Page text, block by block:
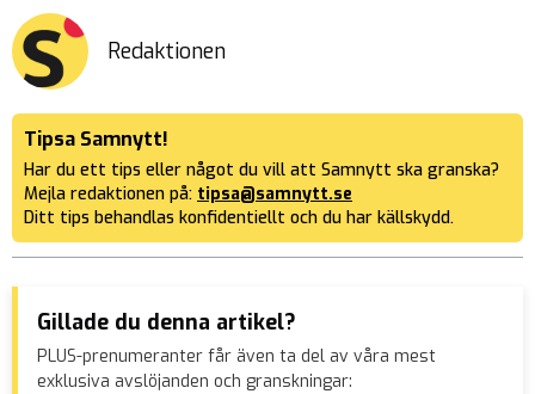
Redaktionen
Tipsa Samnytt!
Har du ett tips eller något du vill att Samnytt ska granska?
Mejla redaktionen på: tipsa@samnytt.se
Ditt tips behandlas konfidentiellt och du har källskydd.
Gillade du denna artikel?
PLUS-prenumeranter får även ta del av våra mest
exklusiva avslöjanden och granskningar: